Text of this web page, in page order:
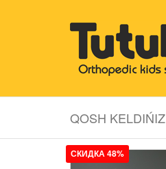
QOSH KELDIŃIZ
СКИДКА 48%